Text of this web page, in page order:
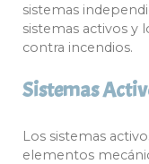
sistemas
sistemas activos y
contra incendios.
Sistemas
Los sistemas
elementos